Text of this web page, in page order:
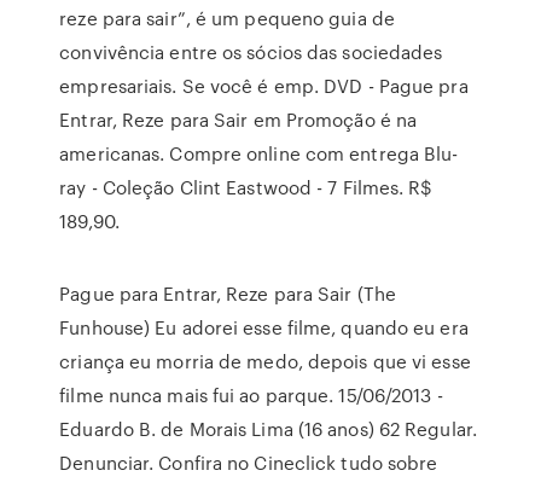
reze para sair”, é um pequeno guia de
convivência entre os sócios das sociedades
empresariais. Se você é emp. DVD - Pague pra
Entrar, Reze para Sair em Promoção é na
americanas. Compre online com entrega Blu-
ray - Coleção Clint Eastwood - 7 Filmes. R$
189,90.
Pague para Entrar, Reze para Sair (The
Funhouse) Eu adorei esse filme, quando eu era
criança eu morria de medo, depois que vi esse
filme nunca mais fui ao parque. 15/06/2013 -
Eduardo B. de Morais Lima (16 anos) 62 Regular.
Denunciar. Confira no Cineclick tudo sobre